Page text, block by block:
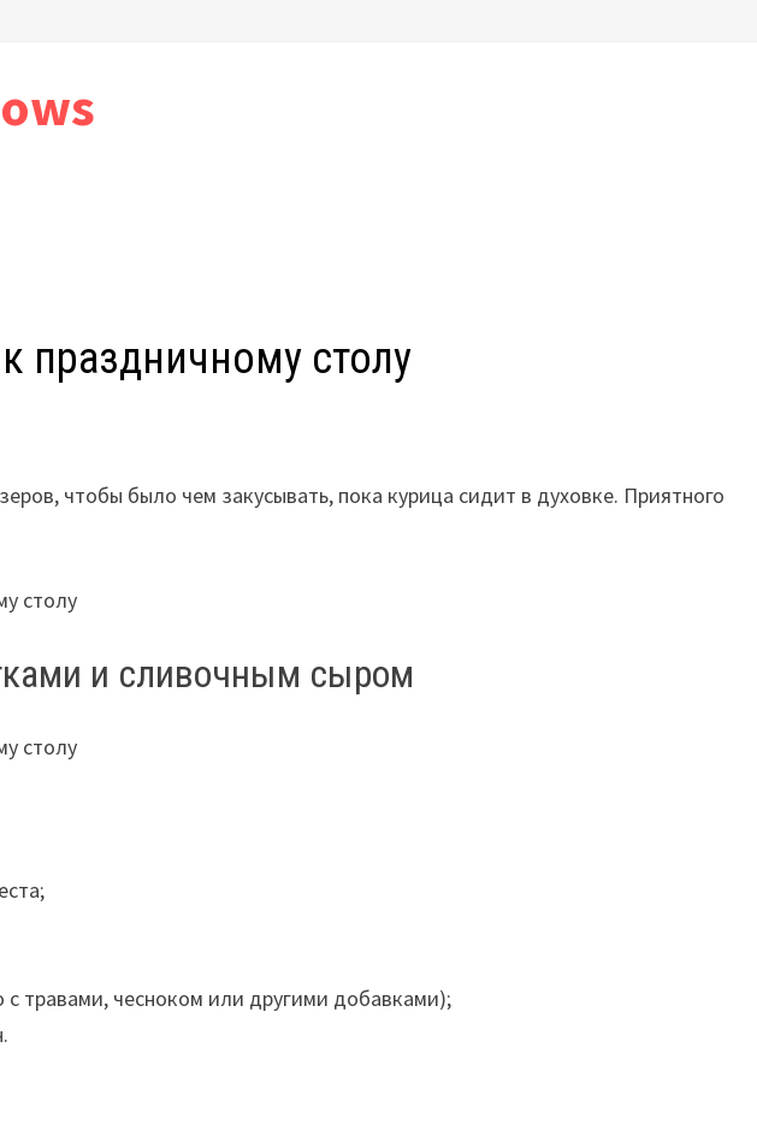
праздничному столу
чтобы было чем закусывать, пока курица сидит в духовке. Приятного
и сливочным сыром
с травами, чесноком или другими добавками);